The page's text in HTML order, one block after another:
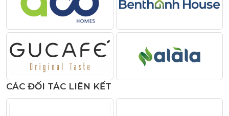
CÁC ĐỐI TÁC LIÊN KẾT